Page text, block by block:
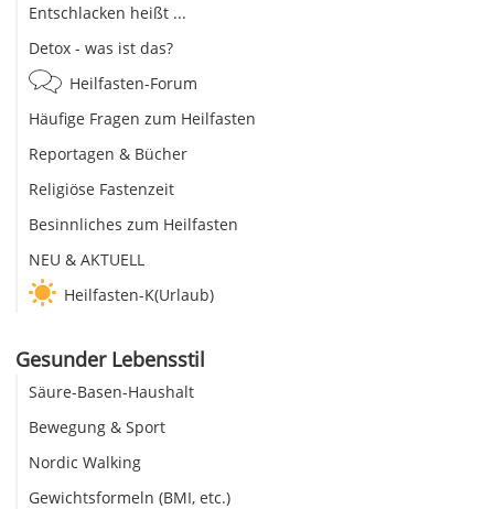
Entschlacken heißt ...
Detox - was ist das?
Heilfasten-Forum
Häufige Fragen zum Heilfasten
Reportagen & Bücher
Religiöse Fastenzeit
Besinnliches zum Heilfasten
NEU & AKTUELL
Heilfasten-K(Urlaub)
Gesunder Lebensstil
Säure-Basen-Haushalt
Bewegung & Sport
Nordic Walking
Gewichtsformeln (BMI, etc.)